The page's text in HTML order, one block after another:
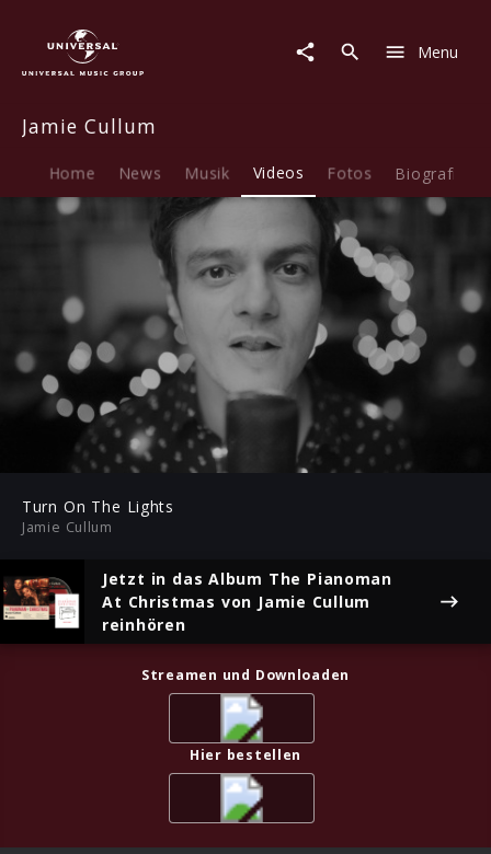
Video
Turn
Lights
Menu
Jamie Cullum
Home News Musik Videos Fotos Biografie
-04:18
Mute
Play
Turn On The Lights
Jamie Cullum
Jetzt in das Album The Pianoman
At Christmas von Jamie Cullum
reinhören
Streamen und Downloaden
Hier bestellen